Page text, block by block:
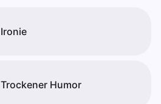
Ironie
Trockener Humor